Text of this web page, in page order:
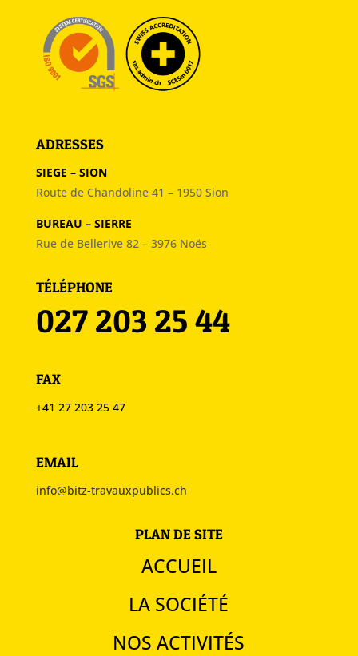
ADRESSES
SIEGE – SION
Route de Chandoline 41 – 1950 Sion
BUREAU – SIERRE
Rue de Bellerive 82 – 3976 Noës
TÉLÉPHONE
027 203 25 44
FAX
+41 27 203 25 47
EMAIL
info@bitz-travauxpublics.ch
PLAN DE SITE
ACCUEIL
LA SOCIÉTÉ
NOS ACTIVITÉS